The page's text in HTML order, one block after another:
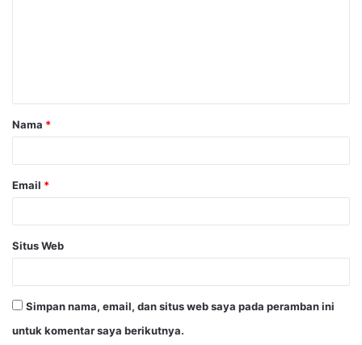
a
r
Nama *
Email *
Situs Web
Simpan nama, email, dan situs web saya pada peramban ini
untuk komentar saya berikutnya.